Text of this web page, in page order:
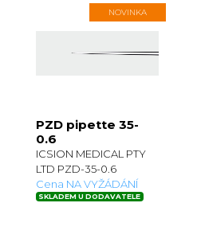
PZD pipette 35-
0.6
ICSION MEDICAL PTY
LTD PZD-35-0.6
Cena NA VYŽÁDÁNÍ
SKLADEM U DODAVATELE
NOVINKA